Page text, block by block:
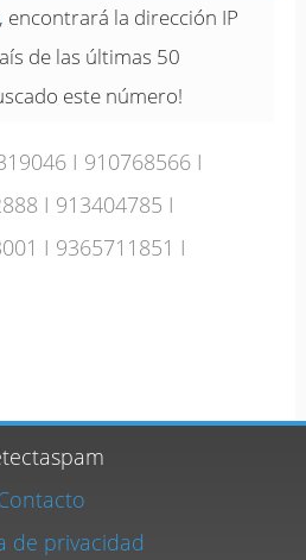
, encontrará la dirección IP
de las últimas 50
este número!
I 910768566 I
I 913404785 I
I 9365711851 I
de privacidad